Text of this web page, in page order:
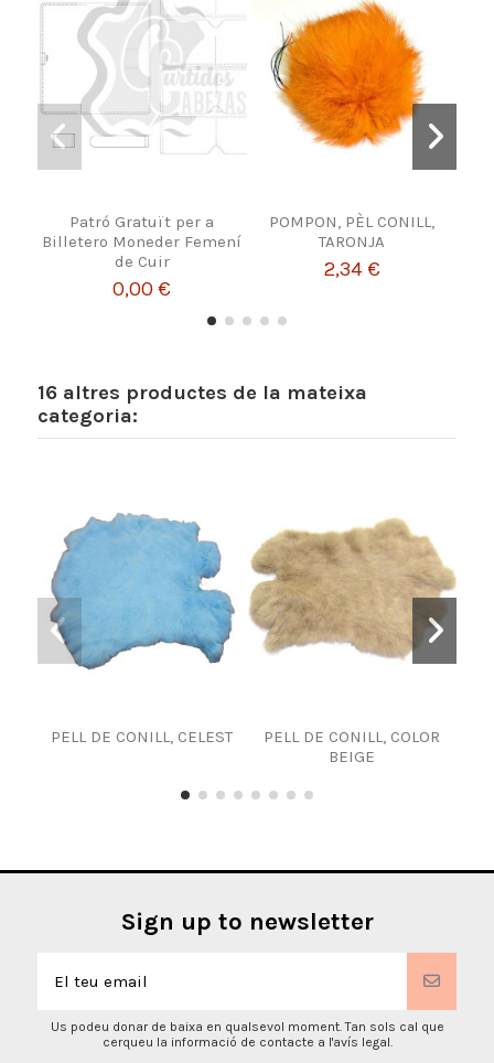
Patró Gratuït per a
Billetero Moneder Femení
de Cuir
0,00 €
POMPON, PÈL CONILL,
TARONJA
2,34 €
16 altres productes de la mateixa
categoria:
PELL DE CONILL, CELEST
PELL DE CONILL, COLOR
BEIGE
Sign up to newsletter
Us podeu donar de baixa en qualsevol moment. Tan sols cal que
cerqueu la informació de contacte a l'avís legal.